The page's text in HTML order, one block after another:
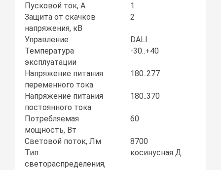
Пусковой ток, А
1
Защита от скачков
напряжения, кВ
2
Управление
DALI
Температура
эксплуатации
-30..+40
Напряжение питания
переменного тока
180..277
Напряжение питания
постоянного тока
180..370
Потребляемая
мощность, Вт
60
Световой поток, Лм
8700
Тип
светораспределения,
косинусная Д